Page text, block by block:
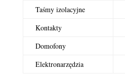
Taśmy izolacyjne
Kontakty
Domofony
Elektronarzędzia